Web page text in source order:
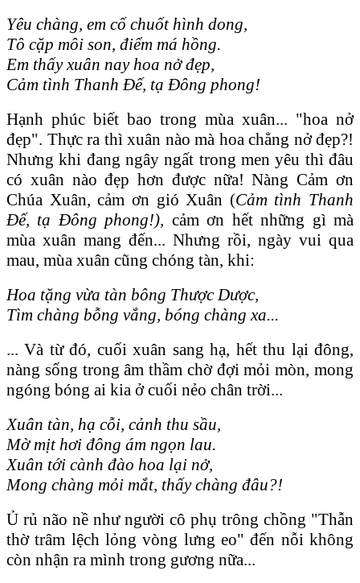
Yêu chàng, em cố chuốt hình dong,
Tô cặp môi son, điểm má hồng.
Em thấy xuân nay hoa nở đẹp,
Cảm tình Thanh Đế, tạ Đông phong!
Hạnh phúc biết bao trong mùa xuân... "hoa nở
đẹp". Thực ra thì xuân nào mà hoa chẳng nở đẹp?!
Nhưng khi đang ngây ngất trong men yêu thì đâu
có xuân nào đẹp hơn được nữa! Nàng Cảm ơn
Chúa Xuân, cảm ơn gió Xuân (Cảm tình Thanh
Đế, tạ Đông phong!), cảm ơn hết những gì mà
mùa xuân mang đến... Nhưng rồi, ngày vui qua
mau, mùa xuân cũng chóng tàn, khi:
Hoa tặng vừa tàn bông Thược Dược,
Tìm chàng bỗng vắng, bóng chàng xa...
... Và từ đó, cuối xuân sang hạ, hết thu lại đông,
nàng sống trong âm thầm chờ đợi mỏi mòn, mong
ngóng bóng ai kia ở cuối nẻo chân trời...
Xuân tàn, hạ cỗi, cảnh thu sầu,
Mờ mịt hơi đông ám ngọn lau.
Xuân tới cành đào hoa lại nở,
Mong chàng mỏi mắt, thấy chàng đâu?!
Ủ rủ não nề như người cô phụ trông chồng "Thẫn
thờ trâm lệch lỏng vòng lưng eo" đến nỗi không
còn nhận ra mình trong gương nữa...